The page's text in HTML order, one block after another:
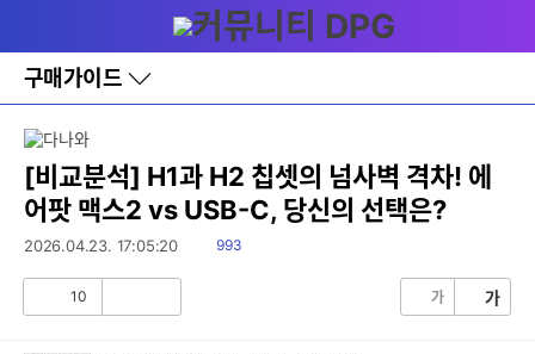
와
홈
구매가이드
바
로
레
이
어
토
[비교분석] H1과 H2 칩셋의 넘사벽 격차! 에
어팟 맥스2 vs USB-C, 당신의 선택은?
2026.04.23. 17:05:20
읽
993
10 가 가